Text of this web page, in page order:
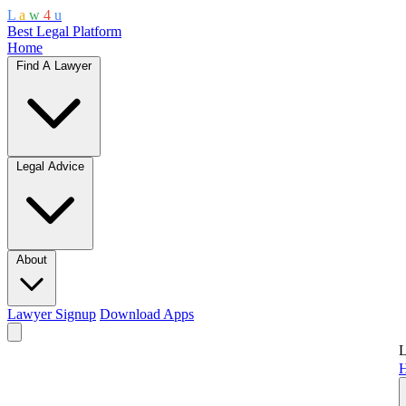
L a w 4 u
Best Legal Platform
Home
Find A Lawyer
Legal Advice
About
Lawyer Signup Download Apps